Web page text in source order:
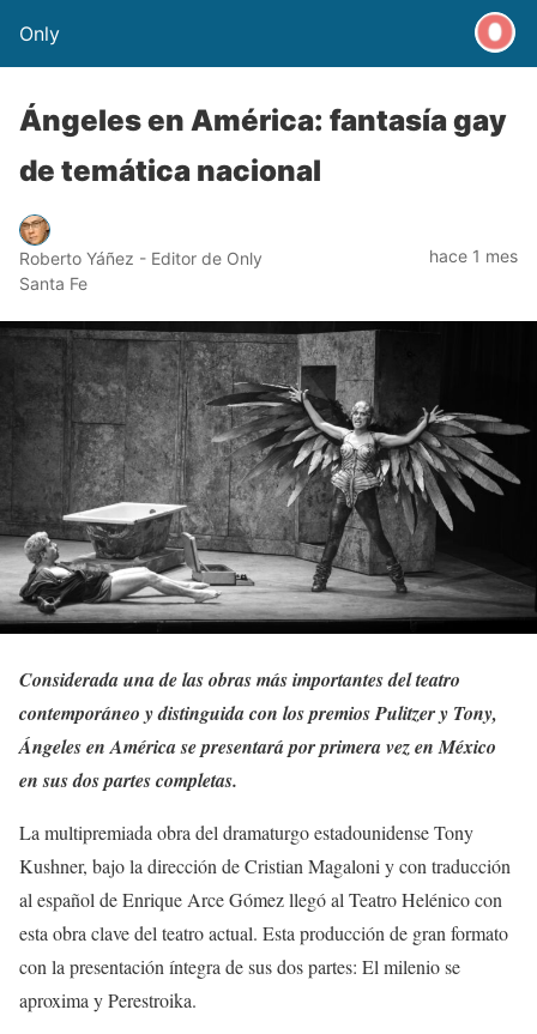
Only
Ángeles en América: fantasía gay
de temática nacional
Roberto Yáñez - Editor de Only
Santa Fe
hace 1 mes
Considerada una de las obras más importantes del teatro
contemporáneo y distinguida con los premios Pulitzer y Tony,
Ángeles en América se presentará por primera vez en México
en sus dos partes completas.
La multipremiada obra del dramaturgo estadounidense Tony
Kushner, bajo la dirección de Cristian Magaloni y con traducción
al español de Enrique Arce Gómez llegó al Teatro Helénico con
esta obra clave del teatro actual. Esta producción de gran formato
con la presentación íntegra de sus dos partes: El milenio se
aproxima y Perestroika.